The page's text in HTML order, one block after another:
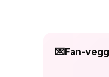
💌Fan-vegg